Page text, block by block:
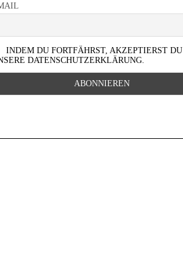
INDEM DU FORTFÄHRST, AKZEPTIERST DU
DATENSCHUTZERKLÄRUNG.